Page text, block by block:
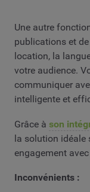
Une autre
publications et
location, la
votre audience.
communiquer
intelligente et
Grâce à son
la solution idéale
engagement
Inconvénients :